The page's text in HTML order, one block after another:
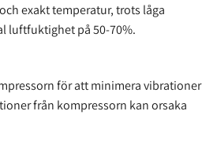
exakt temperatur, trots låga
luftfuktighet på 50-70%.
för att minimera vibrationer
från kompressorn kan orsaka